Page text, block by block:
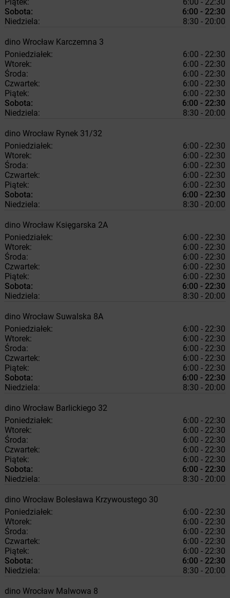
Sobota:
6:00 - 22:30
Niedziela:
8:30 - 20:00
dino Wrocław Karczemna 3
Poniedziałek:
6:00 - 22:30
Wtorek:
6:00 - 22:30
Środa:
6:00 - 22:30
Czwartek:
6:00 - 22:30
Piątek:
6:00 - 22:30
Sobota:
6:00 - 22:30
Niedziela:
8:30 - 20:00
dino Wrocław Rynek 31/32
Poniedziałek:
6:00 - 22:30
Wtorek:
6:00 - 22:30
Środa:
6:00 - 22:30
Czwartek:
6:00 - 22:30
Piątek:
6:00 - 22:30
Sobota:
6:00 - 22:30
Niedziela:
8:30 - 20:00
dino Wrocław Księgarska 2A
Poniedziałek:
6:00 - 22:30
Wtorek:
6:00 - 22:30
Środa:
6:00 - 22:30
Czwartek:
6:00 - 22:30
Piątek:
6:00 - 22:30
Sobota:
6:00 - 22:30
Niedziela:
8:30 - 20:00
dino Wrocław Suwalska 8A
Poniedziałek:
6:00 - 22:30
Wtorek:
6:00 - 22:30
Środa:
6:00 - 22:30
Czwartek:
6:00 - 22:30
Piątek:
6:00 - 22:30
Sobota:
6:00 - 22:30
Niedziela:
8:30 - 20:00
dino Wrocław Barlickiego 32
Poniedziałek:
6:00 - 22:30
Wtorek:
6:00 - 22:30
Środa:
6:00 - 22:30
Czwartek:
6:00 - 22:30
Piątek:
6:00 - 22:30
Sobota:
6:00 - 22:30
Niedziela:
8:30 - 20:00
dino Wrocław Bolesława Krzywoustego 30
Poniedziałek:
6:00 - 22:30
Wtorek:
6:00 - 22:30
Środa:
6:00 - 22:30
Czwartek:
6:00 - 22:30
Piątek:
6:00 - 22:30
Sobota:
6:00 - 22:30
Niedziela:
8:30 - 20:00
dino Wrocław Malwowa 8